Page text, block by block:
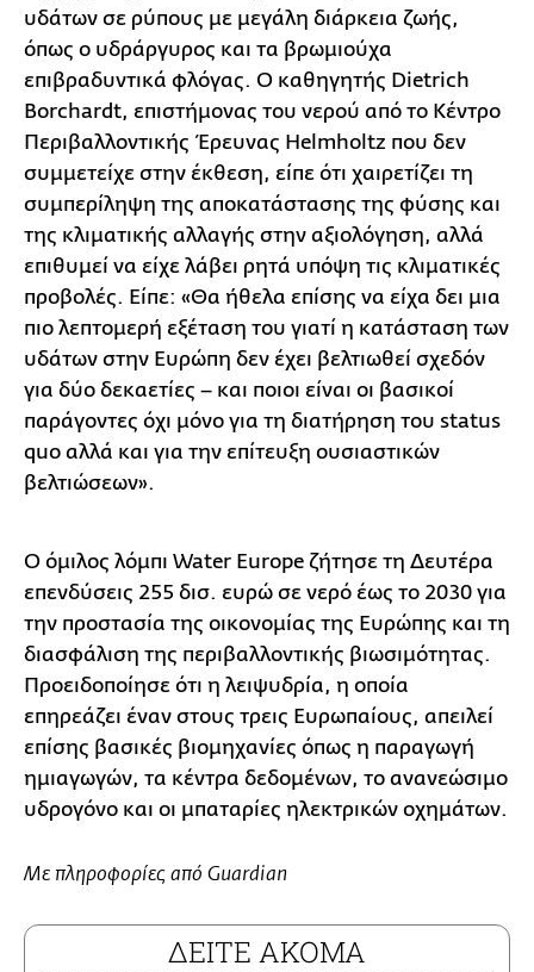
υδάτων σε ρύπους με μεγάλη διάρκεια ζωής,
όπως ο υδράργυρος και τα βρωμιούχα
επιβραδυντικά φλόγας. Ο καθηγητής Dietrich
Borchardt, επιστήμονας του νερού από το Κέντρο
Περιβαλλοντικής Έρευνας Helmholtz που δεν
συμμετείχε στην έκθεση, είπε ότι χαιρετίζει τη
συμπερίληψη της αποκατάστασης της φύσης και
της κλιματικής αλλαγής στην αξιολόγηση, αλλά
επιθυμεί να είχε λάβει ρητά υπόψη τις κλιματικές
προβολές. Είπε: «Θα ήθελα επίσης να είχα δει μια
πιο λεπτομερή εξέταση του γιατί η κατάσταση των
υδάτων στην Ευρώπη δεν έχει βελτιωθεί σχεδόν
για δύο δεκαετίες – και ποιοι είναι οι βασικοί
παράγοντες όχι μόνο για τη διατήρηση του status
quo αλλά και για την επίτευξη ουσιαστικών
βελτιώσεων».
Ο όμιλος λόμπι Water Europe ζήτησε τη Δευτέρα
επενδύσεις 255 δισ. ευρώ σε νερό έως το 2030 για
την προστασία της οικονομίας της Ευρώπης και τη
διασφάλιση της περιβαλλοντικής βιωσιμότητας.
Προειδοποίησε ότι η λειψυδρία, η οποία
επηρεάζει έναν στους τρεις Ευρωπαίους, απειλεί
επίσης βασικές βιομηχανίες όπως η παραγωγή
ημιαγωγών, τα κέντρα δεδομένων, το ανανεώσιμο
υδρογόνο και οι μπαταρίες ηλεκτρικών οχημάτων.
Με πληροφορίες από Guardian
ΔΕΙΤΕ ΑΚΟΜΑ